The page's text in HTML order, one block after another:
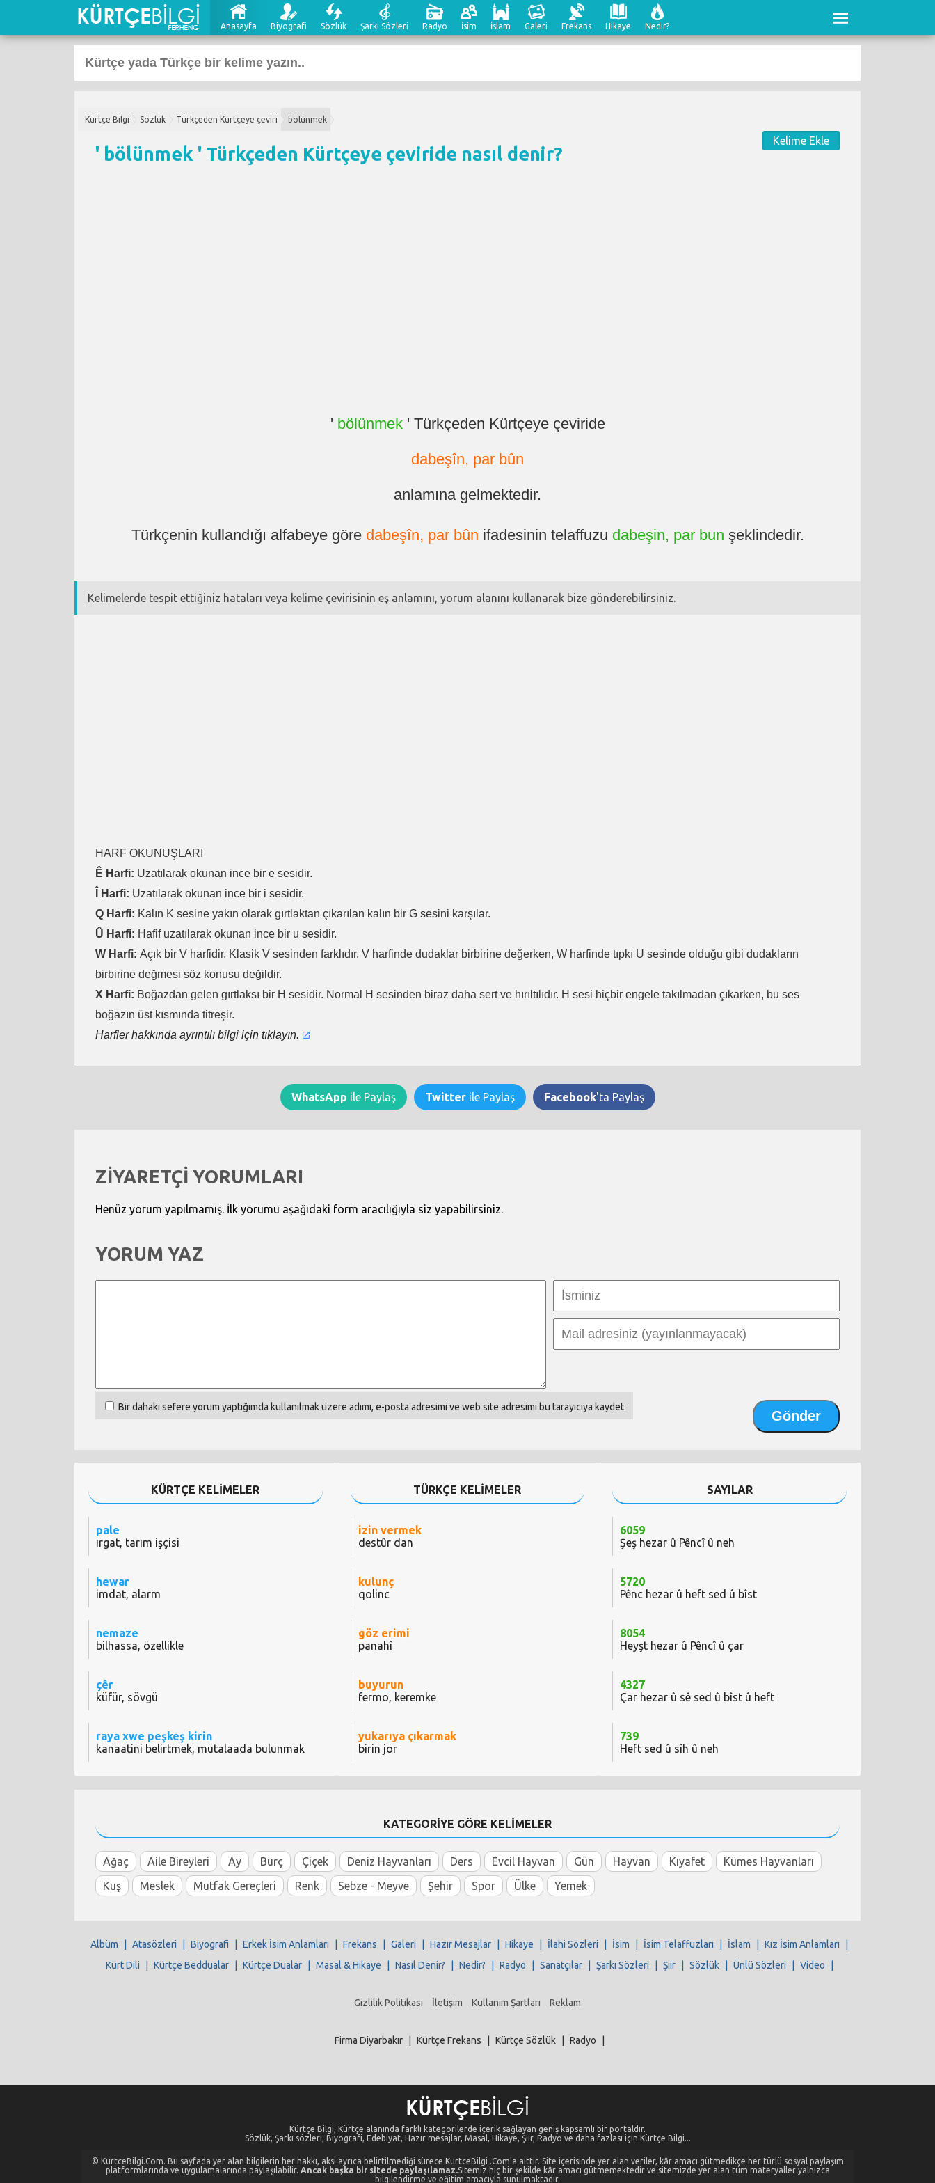
Anasayfa Biyografi Sözlük Şarkı Sözleri Radyo İsim İslam Galeri Frekans Hikaye Nedir?
Kürtçe Bilgi Sözlük Türkçeden Kürtçeye çeviri bölünmek
Kelime Ekle
' bölünmek ' Türkçeden Kürtçeye çeviride nasıl denir?
' bölünmek' Türkçeden Kürtçeye çeviride
dabeşîn, par bûn
anlamına gelmektedir.
Türkçenin kullandığı alfabeye göre dabeşîn, par bûn ifadesinin telaffuzu dabeşin, par bun şeklindedir.
Kelimelerde tespit ettiğiniz hataları veya kelime çevirisinin eş anlamını, yorum alanını kullanarak bize gönderebilirsiniz.
HARF OKUNUŞLARI
Ê Harfi: Uzatılarak okunan ince bir e sesidir.
Î Harfi: Uzatılarak okunan ince bir i sesidir.
Q Harfi: Kalın K sesine yakın olarak gırtlaktan çıkarılan kalın bir G sesini karşılar.
Û Harfi: Hafif uzatılarak okunan ince bir u sesidir.
W Harfi: Açık bir V harfidir. Klasik V sesinden farklıdır. V harfinde dudaklar birbirine değerken, W harfinde tıpkı U sesinde olduğu gibi dudakların
birbirine değmesi söz konusu değildir.
X Harfi: Boğazdan gelen gırtlaksı bir H sesidir. Normal H sesinden biraz daha sert ve hırıltılıdır. H sesi hiçbir engele takılmadan çıkarken, bu ses
boğazın üst kısmında titreşir.
Harfler hakkında ayrıntılı bilgi için tıklayın.
WhatsApp ile Paylaş Twitterile Paylaş Facebook'ta Paylaş
ZİYARETÇİ YORUMLARI
Henüz yorum yapılmamış. İlk yorumu aşağıdaki form aracılığıyla siz yapabilirsiniz.
YORUM YAZ
Bir dahaki sefere yorum yaptığımda kullanılmak üzere adımı, e-posta adresimi ve web site adresimi bu tarayıcıya kaydet.
KÜRTÇE KELİMELER
pale
ırgat, tarım işçisi
hewar
imdat, alarm
nemaze
bilhassa, özellikle
çêr
küfür, sövgü
raya xwe peşkeş kirin
kanaatini belirtmek, mütalaada bulunmak
TÜRKÇE KELİMELER
izin vermek
destûr dan
kulunç
qolinc
göz erimi
panahî
buyurun
fermo, keremke
yukarıya çıkarmak
birin jor
SAYILAR
6059
Şeş hezar û Pêncî û neh
5720
Pênc hezar û heft sed û bîst
8054
Heyşt hezar û Pêncî û çar
4327
Çar hezar û sê sed û bîst û heft
739
Heft sed û sîh û neh
KATEGORİYE GÖRE KELİMELER
Ağaç Aile Bireyleri Ay Burç Çiçek Deniz Hayvanları Ders Evcil Hayvan Gün Hayvan Kıyafet
Kümes Hayvanları
Kuş
Meslek Mutfak Gereçleri Renk Sebze - Meyve Şehir Spor Ülke Yemek
Albüm Atasözleri Biyografi Erkek İsim Anlamları Frekans Galeri Hazır Mesajlar Hikaye İlahi Sözleri İsim İsim Telaffuzları İslam Kız İsim Anlamları
Kürt Dili
Kürtçe Beddualar Kürtçe Dualar Masal & Hikaye Nasıl Denir? Nedir? Radyo Sanatçılar Şarkı Sözleri Şiir Sözlük Ünlü Sözleri Video
Gizlilik Politikası İletişim Kullanım Şartları Reklam
Firma Diyarbakır Kürtçe Frekans Kürtçe Sözlük Radyo
Kürtçe Bilgi, Kürtçe alanında farklı kategorilerde içerik sağlayan geniş kapsamlı bir portaldır.
Sözlük, Şarkı sözleri, Biyografi, Edebiyat, Hazır mesajlar, Masal, Hikaye, Şiir, Radyo ve daha fazlası için Kürtçe Bilgi...
© KurtceBilgi.Com. Bu sayfada yer alan bilgilerin her hakkı, aksi ayrıca belirtilmediği sürece KurtceBilgi .Com'a aittir. Site içerisinde yer alan veriler, kâr amacı gütmedikçe her türlü sosyal paylaşım
platformlarında ve uygulamalarında paylaşılabilir. Ancak başka bir sitede paylaşılamaz.Sitemiz hiç bir şekilde kâr amacı gütmemektedir ve sitemizde yer alan tüm materyaller yalnızca
bilgilendirme ve eğitim amacıyla sunulmaktadır.